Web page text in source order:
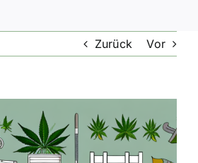
Zurück Vor